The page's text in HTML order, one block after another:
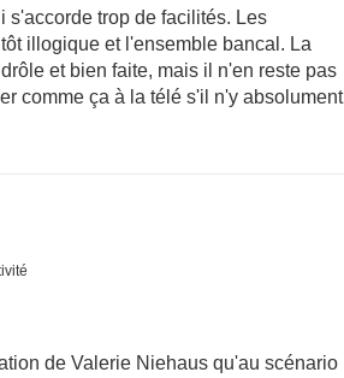
s'accorde trop de facilités. Les
illogique et l'ensemble bancal. La
et bien faite, mais il n'en reste pas
comme ça à la télé s'il n'y absolument
de Valerie Niehaus qu'au scénario